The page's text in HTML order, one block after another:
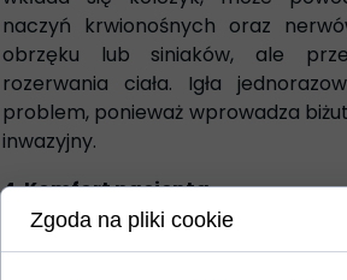
naczyń krwionośnych oraz
obrzęku lub siniaków, ale
rozerwania ciała. Igła
problem, ponieważ wprowadza
inwazyjny.
4. Komfort pacjenta
Wielu użytkowników zauważa, że
Zgoda na pliki cookie